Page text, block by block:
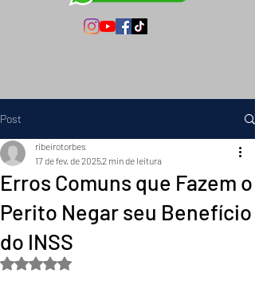
Post
Erros Comuns que Fazem o
Perito Negar seu Benefício
do INSS
ribeirotorbes
17 de fev. de 20252 min de leitura
Avaliado com NaN de 5 estrelas.